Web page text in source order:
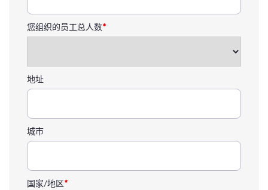
您组织的员工总人数*
地址
城市
国家/地区 *